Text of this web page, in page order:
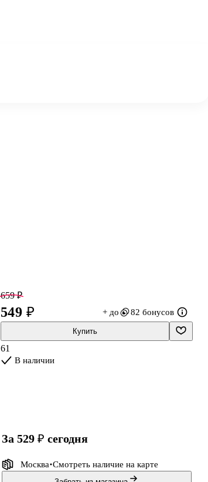
659 ₽
549 ₽ + до 82 бонусов
Купить
61
В наличии
за 529 ₽ сегодня
Москва Смотреть наличие на карте